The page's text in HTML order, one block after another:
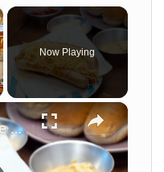
Now Playing
×
Cachorro Quente Cremoso com Milho e Batata Palha